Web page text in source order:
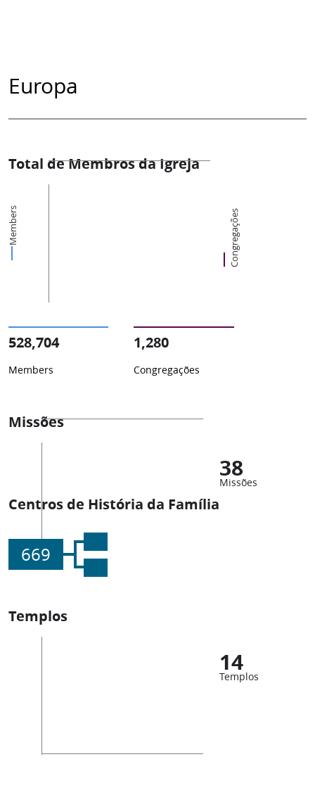
Europa
Total de Membros da Igreja
Members Congregações
528,704
Members
1,280
Congregações
Missões
38
Missões
Centros de História da Família
669
Templos
14
Templos